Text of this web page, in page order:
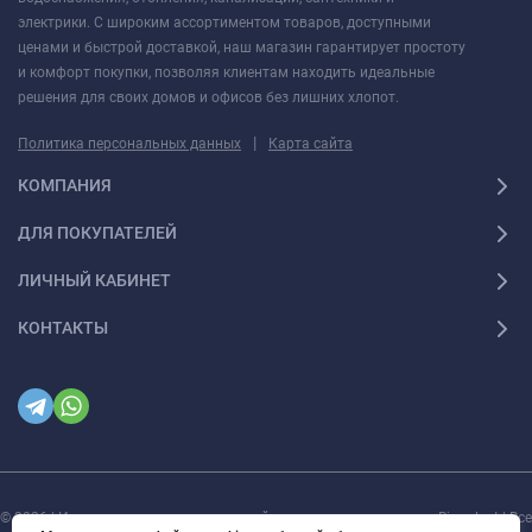
электрики. С широким ассортиментом товаров, доступными
ценами и быстрой доставкой, наш магазин гарантирует простоту
и комфорт покупки, позволяя клиентам находить идеальные
решения для своих домов и офисов без лишних хлопот.
Политика персональных данных | Карта сайта
КОМПАНИЯ
ДЛЯ ПОКУПАТЕЛЕЙ
ЛИЧНЫЙ КАБИНЕТ
КОНТАКТЫ
© 2026 | Интернет магазин инженерной сантехники и электрики Rigaplast | Все